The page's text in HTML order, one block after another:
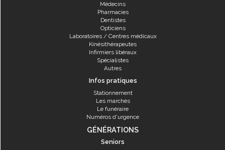
Médecins
Pharmacies
Dentistes
Opticiens
Laboratoires / Centres médicaux
Kinésithérapeutes
Infirmiers libéraux
Spécialistes
Autres
Infos pratiques
Stationnement
Les marchés
Le funéraire
Numéros d'urgence
GÉNÉRATIONS
Seniors